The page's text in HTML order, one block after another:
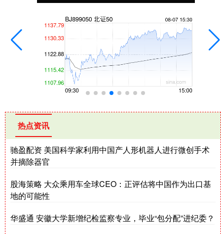
热点资讯
驰盈配资 美国科学家利用中国产人形机器人进行微创手术
并摘除器官
股海策略 大众乘用车全球CEO：正评估将中国作为出口基
地的可能性
华盛通 安徽大学新增纪检监察专业，毕业“包分配”进纪委？